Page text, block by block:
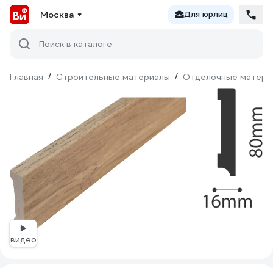
Москва Для юрлиц
Поиск в каталоге
Главная / Строительные материалы / Отделочные
видео